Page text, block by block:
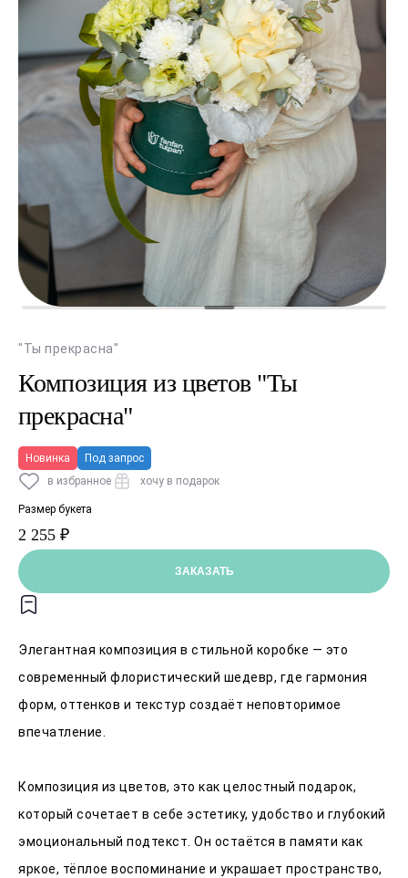
"Ты прекрасна"
Композиция из цветов "Ты
прекрасна"
Новинка
Под запрос
в избранное
хочу в подарок
Размер букета
2 255 ₽
ЗАКАЗАТЬ
Элегантная композиция в стильной коробке — это
современный флористический шедевр, где гармония
форм, оттенков и текстур создаёт неповторимое
впечатление.
Композиция из цветов, это как целостный подарок,
который сочетает в себе эстетику, удобство и глубокий
эмоциональный подтекст. Он остаётся в памяти как
яркое, тёплое воспоминание и украшает пространство,